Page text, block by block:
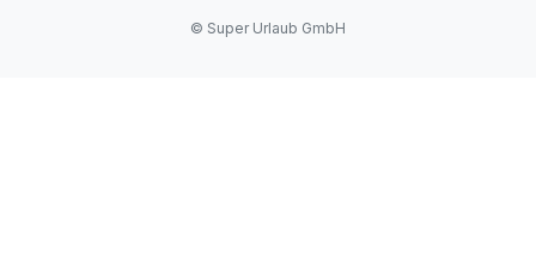
© Super Urlaub GmbH